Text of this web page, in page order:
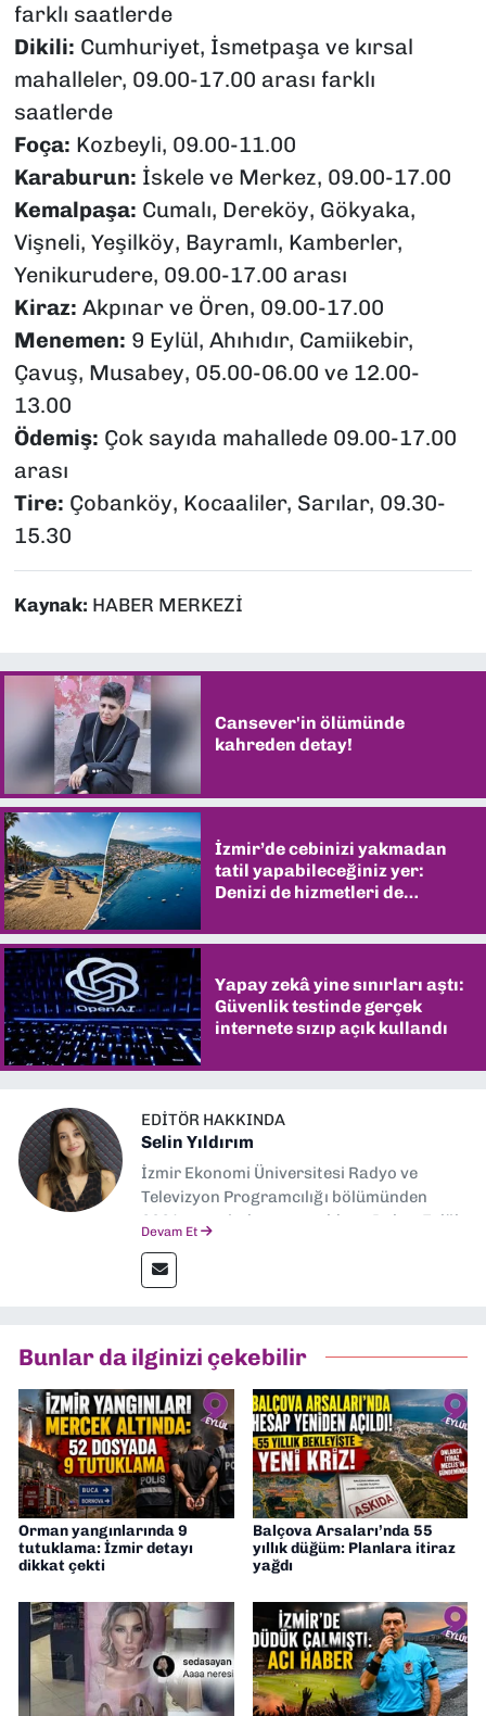
farklı saatlerde
Dikili: Cumhuriyet, İsmetpaşa ve kırsal
mahalleler, 09.00-17.00 arası farklı
saatlerde
Foça: Kozbeyli, 09.00-11.00
Karaburun: İskele ve Merkez, 09.00-17.00
Kemalpaşa: Cumalı, Dereköy, Gökyaka,
Vişneli, Yeşilköy, Bayramlı, Kamberler,
Yenikurudere, 09.00-17.00 arası
Kiraz: Akpınar ve Ören, 09.00-17.00
Menemen: 9 Eylül, Ahıhıdır, Camiikebir,
Çavuş, Musabey, 05.00-06.00 ve 12.00-
13.00
Ödemiş: Çok sayıda mahallede 09.00-17.00
arası
Tire: Çobanköy, Kocaaliler, Sarılar, 09.30-
15.30
Kaynak: HABER MERKEZİ
Cansever'in ölümünde
kahreden detay!
İzmir’de cebinizi yakmadan
tatil yapabileceğiniz yer:
Denizi de hizmetleri de
Yapay zekâ yine sınırları aştı:
Güvenlik testinde gerçek
internete sızıp açık kullandı
EDITÖR HAKKINDA
Selin Yıldırım
İzmir Ekonomi Üniversitesi Radyo ve
Televizyon Programcılığı bölümünden
2024 senesinde mezun oldum. Dokuz Eylül
editörlük görevini de üstleniyorum.
Devam Et
Bunlar da ilginizi çekebilir
Orman yangınlarında 9
tutuklama: İzmir detayı
dikkat çekti
Balçova Arsaları’nda 55
yıllık düğüm: Planlara itiraz
yağdı